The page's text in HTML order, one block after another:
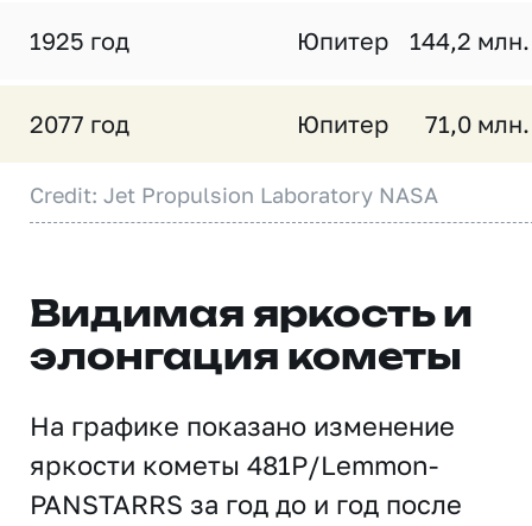
1925 год Юпитер 144,2
2077 год Юпитер 71,0
Credit: Jet Propulsion Laboratory NASA
Видимая яркость и
элонгация кометы
На графике показано изменение
яркости кометы 481P/Lemmon-
PANSTARRS за год до и год после